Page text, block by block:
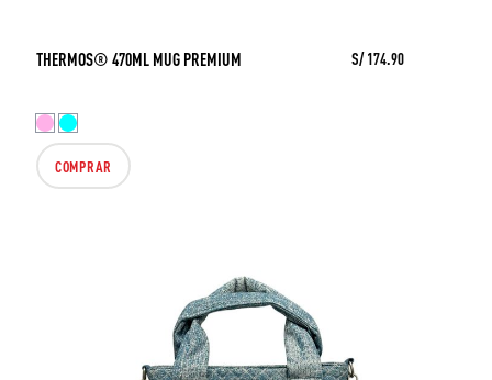
THERMOS® 470ML MUG PREMIUM S/ 174.90
COMPRAR